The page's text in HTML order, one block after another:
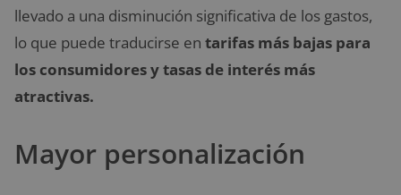
llevado a una disminución significativa de los gastos,
lo que puede traducirse en tarifas más bajas para
los consumidores y tasas de interés más
atractivas.
Mayor personalización